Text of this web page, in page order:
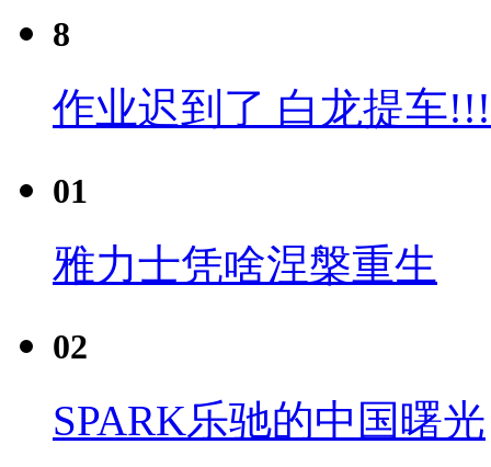
8
作业迟到了 白龙提车
01
雅力士凭啥涅槃重生
02
SPARK乐驰的中国曙光